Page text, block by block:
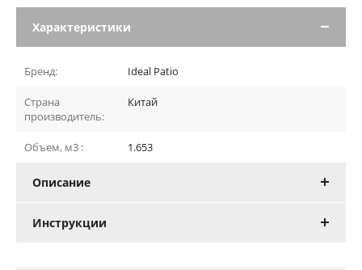
Характеристики
Бренд: Ideal Patio
Страна
производитель:
Китай
Объем, м3 : 1.653
Описание
Инструкции